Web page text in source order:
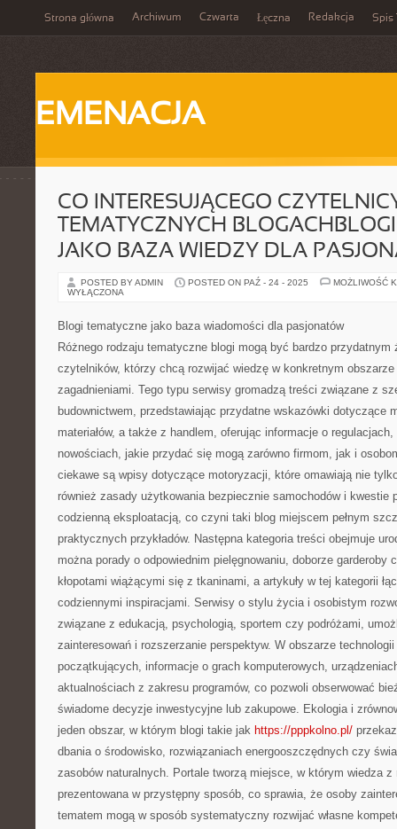
Strona główna Archiwum Czwarta Łęczna Redakcja Spis
EMENACJA
CO INTERESUJĄCEGO
TEMATYCZNYCH
JAKO BAZA WIEDZY DLA
POSTED BY ADMIN POSTED ON PAŹ - 24 - 2025
MOŻLIWOŚĆ
WYŁĄCZONA
Blogi tematyczne jako baza wiadomości dla pasjonatów
Różnego rodzaju tematyczne blogi mogą być bardzo przydatnym
czytelników, którzy chcą rozwijać wiedzę w konkretnym
zagadnieniami. Tego typu serwisy gromadzą treści związane z
budownictwem, przedstawiając przydatne wskazówki dotyczące
materiałów, a także z handlem, oferując informacje o
nowościach, jakie przydać się mogą zarówno firmom, jak i
ciekawe są wpisy dotyczące motoryzacji, które omawiają nie
również zasady użytkowania bezpiecznie samochodów i kwestie
codzienną eksploatacją, co czyni taki blog miejscem pełnym
praktycznych przykładów. Następna kategoria treści obejmuje
można porady o odpowiednim pielęgnowaniu, doborze garderoby
kłopotami wiążącymi się z tkaninami, a artykuły w tej kategorii
codziennymi inspiracjami. Serwisy o stylu życia i osobistym
związane z edukacją, psychologią, sportem czy podróżami,
zainteresowań i rozszerzanie perspektyw. W obszarze
początkujących, informacje o grach komputerowych,
aktualnościach z zakresu programów, co pozwoli obserwować
świadome decyzje inwestycyjne lub zakupowe. Ekologia i
jeden obszar, w którym blogi takie jak https://pppkolno.pl/
dbania o środowisko, rozwiązaniach energooszczędnych czy
zasobów naturalnych. Portale tworzą miejsce, w którym wiedza
prezentowana w przystępny sposób, co sprawia, że osoby
tematem mogą w sposób systematyczny rozwijać własne